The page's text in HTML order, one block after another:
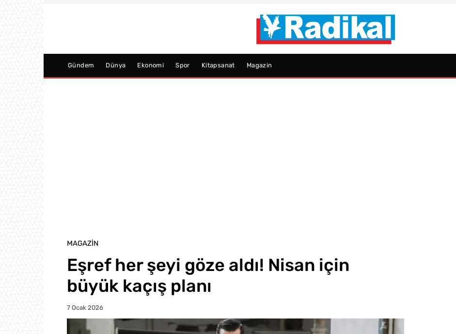
Gündem Dünya Ekonomi Spor Kitapsanat Magazin
MAGAZIN
Eşref her şeyi göze aldı! Nisan için
büyük kaçış planı
7 Ocak 2026